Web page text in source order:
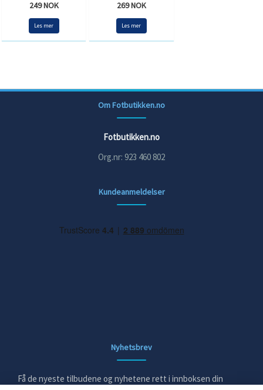
249 NOK
Les mer
269 NOK
Les mer
Om Fotbutikken.no
Fotbutikken.no
Org.nr: 923 460 802
Kundeanmeldelser
Nyhetsbrev
Få de nyeste tilbudene og nyhetene rett i innboksen din